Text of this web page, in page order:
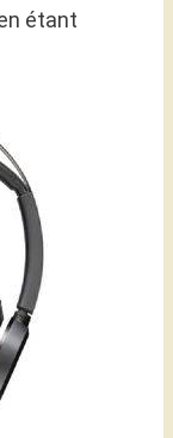
étant